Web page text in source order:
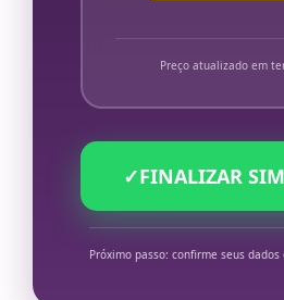
Preço atualizado em
✓FINALIZAR
Próximo passo: confirme seus